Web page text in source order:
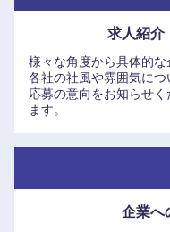
じている社員も多い。
求人紹介
様々な角度から具体的な
各社の社風や雰囲気につ
応募の意向をお知らせ
ます。
企業へ
大分県
鹿児島県